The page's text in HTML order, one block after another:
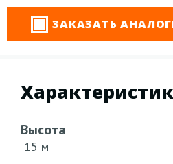
ЗАКАЗАТЬ
Высота
15 м